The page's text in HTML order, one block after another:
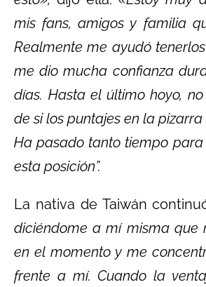
mis fans, amigos y familia
Realmente me ayudó
me dio mucha confianza
días. Hasta el último hoyo,
de si los puntajes en la
Ha pasado tanto tiempo
esta posición”.
La nativa de Taiwán
diciéndome a mí misma que
en el momento y me
frente a mí. Cuando la